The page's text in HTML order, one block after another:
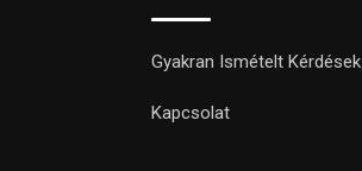
Gyakran Ismételt Kérdések
Kapcsolat